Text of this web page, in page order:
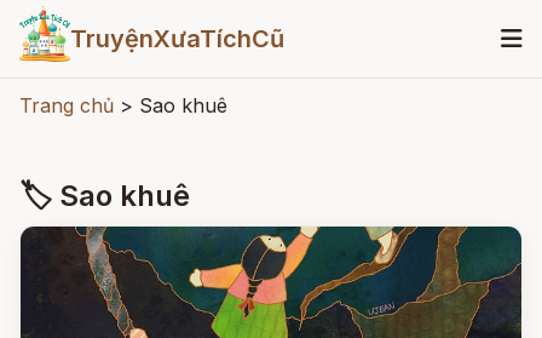
TruyệnXưaTíchCũ
Trang chủ > Sao khuê
🏷 Sao khuê